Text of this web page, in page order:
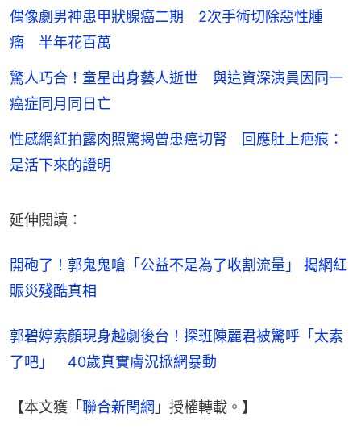
偶像劇男神患甲狀腺癌二期 2次手術切除惡性腫
瘤 半年花百萬
驚人巧合！童星出身藝人逝世 與這資深演員因同一
癌症同月同日亡
性感網紅拍露肉照驚揭曾患癌切腎 回應肚上疤痕：
是活下來的證明
延伸閱讀：
開砲了！郭鬼鬼嗆「公益不是為了收割流量」 揭網紅
賑災殘酷真相
郭碧婷素顏現身越劇後台！探班陳麗君被驚呼「太素
了吧」　40歲真實膚況掀網暴動
【本文獲「聯合新聞網 」授權轉載。】